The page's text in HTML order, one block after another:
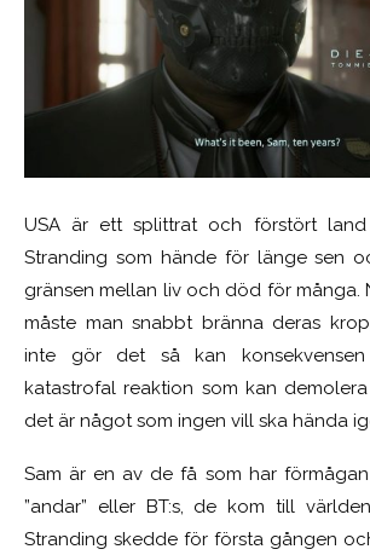
USA är ett splittrat och förstört land
Stranding som hände för länge sen
gränsen mellan liv och död för många.
måste man snabbt bränna deras
inte gör det så kan
katastrofal reaktion som kan
det är något som ingen vill ska hända
Sam är en av de få som har
”andar” eller BT:s, de kom till
Stranding skedde för första gången